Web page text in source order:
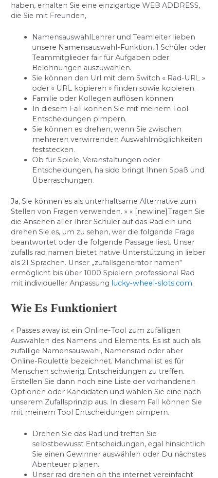
haben, erhalten Sie eine einzigartige WEB ADDRESS,
die Sie mit Freunden,
NamensauswahlLehrer und Teamleiter lieben
unsere Namensauswahl-Funktion, 1 Schüler oder
Teammitglieder fair für Aufgaben oder
Belohnungen auszuwählen.
Sie können den Url mit dem Switch « Rad-URL »
oder « URL kopieren » finden sowie kopieren.
Familie oder Kollegen auflösen können.
In diesem Fall können Sie mit meinem Tool
Entscheidungen pimpern.
Sie können es drehen, wenn Sie zwischen
mehreren verwirrenden Auswahlmöglichkeiten
feststecken.
Ob für Spiele, Veranstaltungen oder
Entscheidungen, ha sido bringt Ihnen Spaß und
Überraschungen.
Ja, Sie können es als unterhaltsame Alternative zum
Stellen von Fragen verwenden. » « [newline]Tragen Sie
die Ansehen aller Ihrer Schüler auf das Rad ein und
drehen Sie es, um zu sehen, wer die folgende Frage
beantwortet oder die folgende Passage liest. Unser
zufalls rad namen bietet native Unterstützung in lieber
als 21 Sprachen. Unser „zufallsgenerator namen“
ermöglicht bis über 1000 Spielern professional Rad
mit individueller Anpassung lucky-wheel-slots.com.
Wie Es Funktioniert
« Passes away ist ein Online-Tool zum zufälligen
Auswählen des Namens und Elements. Es ist auch als
zufällige Namensauswahl, Namensrad oder aber
Online-Roulette bezeichnet. Manchmal ist es für
Menschen schwierig, Entscheidungen zu treffen.
Erstellen Sie dann noch eine Liste der vorhandenen
Optionen oder Kandidaten und wählen Sie eine nach
unserem Zufallsprinzip aus. In diesem Fall können Sie
mit meinem Tool Entscheidungen pimpern.
Drehen Sie das Rad und treffen Sie
selbstbewusst Entscheidungen, egal hinsichtlich
Sie einen Gewinner auswählen oder Du nächstes
Abenteuer planen.
Unser rad drehen on the internet vereinfacht